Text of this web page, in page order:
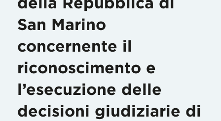
San Marino
concernente il
riconoscimento e
l’esecuzione delle
decisioni giudiziarie di